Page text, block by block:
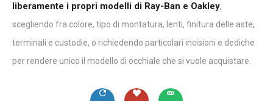
liberamente i propri modelli di Ray-Ban e Oakley,
scegliendo fra colore, tipo di montatura, lenti, finitura delle aste,
terminali e custodie, o richiedendo particolari incisioni e dediche
per rendere unico il modello di occhiale che si vuole acquistare.